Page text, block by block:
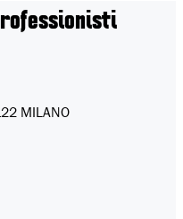
MILANO